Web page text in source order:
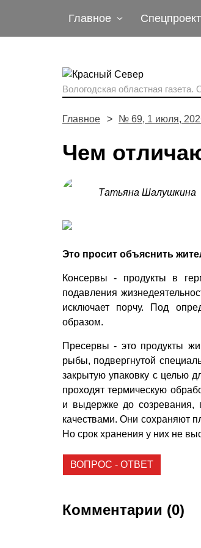
Главное
Вологодская областная газета.
Главное № 69, 1 июля,
Чем
Татьяна Шалушкина
Это просит объяснить
Консервы - продукты в
подавления
исключает порчу. Под
образом.
Пресервы - это продукты
рыбы, подвергнутой
закрытую упаковку с целью
проходят термическую
и выдержке до созревания,
качествами. Они сохраняют
Но срок хранения у них не
ВОПРОС - ОТВЕТ
Комментарии (0)